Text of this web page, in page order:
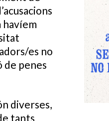
havíem
es no
de penes
diverses,
tants